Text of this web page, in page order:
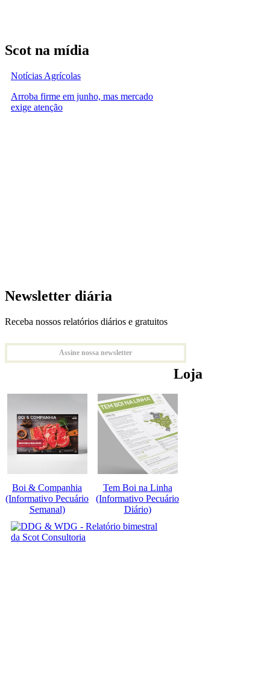
Scot na mídia
Notícias Agrícolas
Arroba firme em junho, mas mercado
exige atenção
Newsletter diária
Receba nossos relatórios diários e gratuitos
Assine nossa newsletter
Loja
Boi & Companhia
(Informativo Pecuário
Semanal)
Tem Boi na Linha
(Informativo Pecuário
Diário)